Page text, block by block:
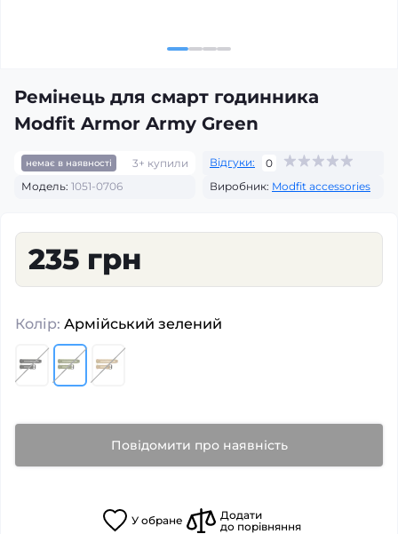
Ремінець для смарт годинника
Modfit Armor Army Green
немає в наявності 3+ купили Відгуки:
0
Модель: 1051-0706 Виробник: Modfit accessories
235 грн
Колір: Армійський зелений
Повідомити про наявність
У обране
Додати
до порівняння